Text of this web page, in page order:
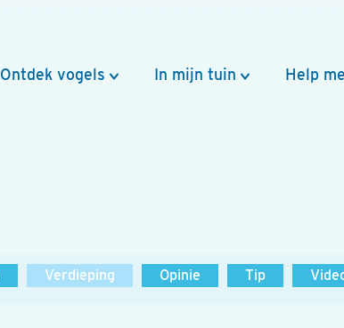
Ontdek vogels In mijn tuin Help
Verdieping Opinie Tip